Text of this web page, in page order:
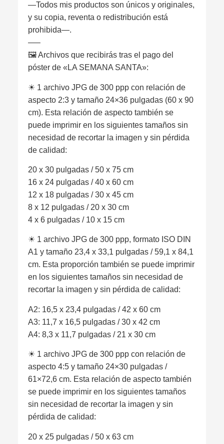
—Todos mis productos son únicos y originales,
y su copia, reventa o redistribución está
prohibida—.
—–
🖼 Archivos que recibirás tras el pago del
póster de «LA SEMANA SANTA»:
☀︎ 1 archivo JPG de 300 ppp con relación de
aspecto 2:3 y tamaño 24×36 pulgadas (60 x 90
cm). Esta relación de aspecto también se
puede imprimir en los siguientes tamaños sin
necesidad de recortar la imagen y sin pérdida
de calidad:
20 x 30 pulgadas / 50 x 75 cm
16 x 24 pulgadas / 40 x 60 cm
12 x 18 pulgadas / 30 x 45 cm
8 x 12 pulgadas / 20 x 30 cm
4 x 6 pulgadas / 10 x 15 cm
☀︎ 1 archivo JPG de 300 ppp, formato ISO DIN
A1 y tamaño 23,4 x 33,1 pulgadas / 59,1 x 84,1
cm. Esta proporción también se puede imprimir
en los siguientes tamaños sin necesidad de
recortar la imagen y sin pérdida de calidad:
A2: 16,5 x 23,4 pulgadas / 42 x 60 cm
A3: 11,7 x 16,5 pulgadas / 30 x 42 cm
A4: 8,3 x 11,7 pulgadas / 21 x 30 cm
☀︎ 1 archivo JPG de 300 ppp con relación de
aspecto 4:5 y tamaño 24×30 pulgadas /
61×72,6 cm. Esta relación de aspecto también
se puede imprimir en los siguientes tamaños
sin necesidad de recortar la imagen y sin
pérdida de calidad:
20 x 25 pulgadas / 50 x 63 cm